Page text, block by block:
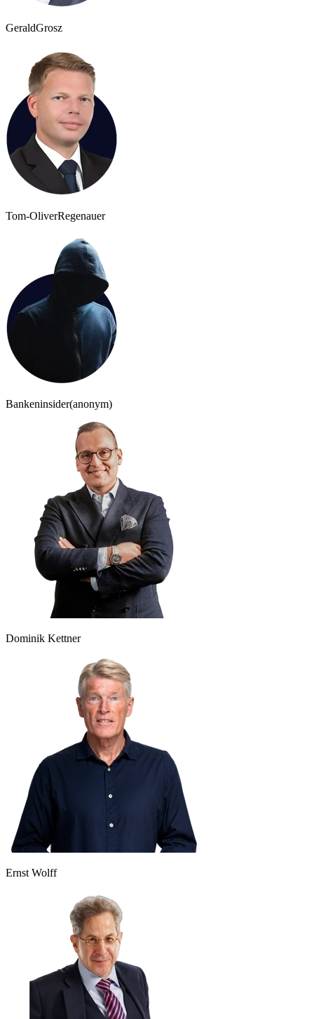
GeraldGrosz
Tom-OliverRegenauer
Bankeninsider(anonym)
Dominik Kettner
Ernst Wolff